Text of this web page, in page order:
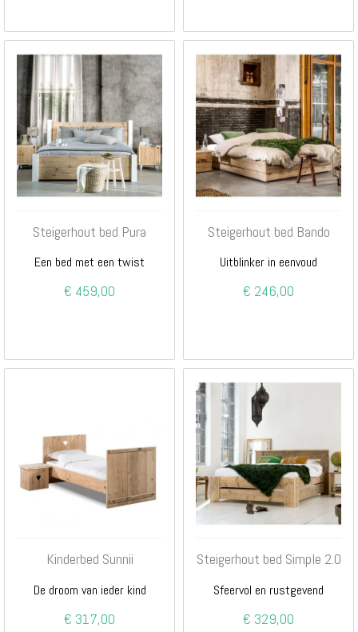
Steigerhout bed Pura
Een bed met een twist
€ 459,00
Steigerhout bed Bando
Uitblinker in eenvoud
€ 246,00
Kinderbed Sunnii
De droom van ieder kind
€ 317,00
Steigerhout bed Simple 2.0
Sfeervol en rustgevend
€ 329,00